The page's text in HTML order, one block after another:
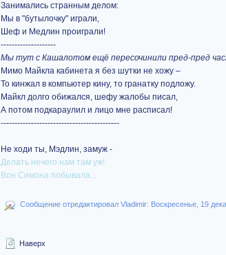
Занимались странным делом:
Мы в "бутылочку" играли,
Шеф и Медлин проиграли!
--------------------
Мы тут с Кашалотом ещё пересочинили пред-пред
Мимо Майкла кабинета я без шутки не хожу –
То кинжал в компьютер кину, то гранатку подложу.
Майкл долго обижался, шефу жалобы писал,
А потом подкараулил и лицо мне расписал!
-------------------------------------------
Не ходи ты, Мэдлин, замуж -
Делать нечего нам там уж!
Вон Симона побывала...
Сообщение отредактировал Vladimir: Воскресенье, 19
Наверх